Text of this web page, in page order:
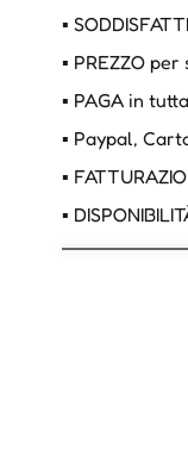
▪
▪ PREZZO
▪ PAGA in
▪ Paypal,
▪
▪